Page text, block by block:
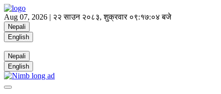
Aug 07, 2026 | २२ साउन २०८३, शुक्रवार ०९:१७:०५ बजे
Nepali
English
Nepali
English